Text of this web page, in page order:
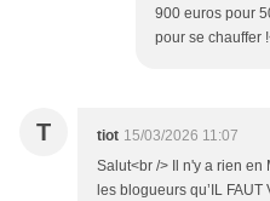
900 euros pour
pour se chauffer
T tiot 15/03/2026 11:07
Salut<br /> Il n'y a rien en
les blogueurs qu’IL